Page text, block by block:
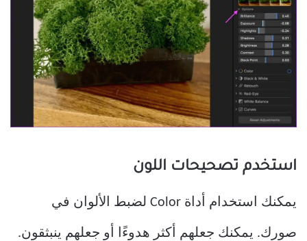
استخدم تصحيحات اللون
يمكنك استخدام أداة Color لضبط الألوان في
صورك. يمكنك جعلهم أكثر هدوءًا أو جعلهم ينبثقون.